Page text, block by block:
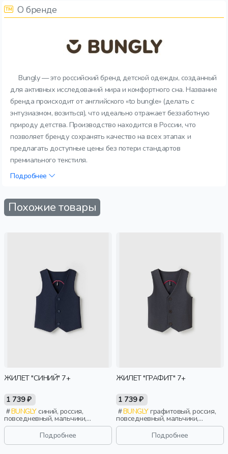
О бренде
Bungly — это российский бренд детской одежды, созданный
для активных исследований мира и комфортного сна. Название
бренда происходит от английского «to bungle» (делать с
энтузиазмом, возиться), что идеально отражает беззаботную
природу детства. Производство находится в России, что
позволяет бренду сохранять качество на всех этапах и
предлагать доступные цены без потери стандартов
премиального текстиля.
Подробнее
Похожие товары
ЖИЛЕТ "СИНИЙ" 7+
1 739 ₽
BUNGLYсиний, россия,
повседневный, мальчики,
школьники, подростки, дети
Подробнее
ЖИЛЕТ "ГРАФИТ" 7+
1 739 ₽
BUNGLYграфитовый, россия,
повседневный, мальчики,
школьники, подростки, дети
Подробнее